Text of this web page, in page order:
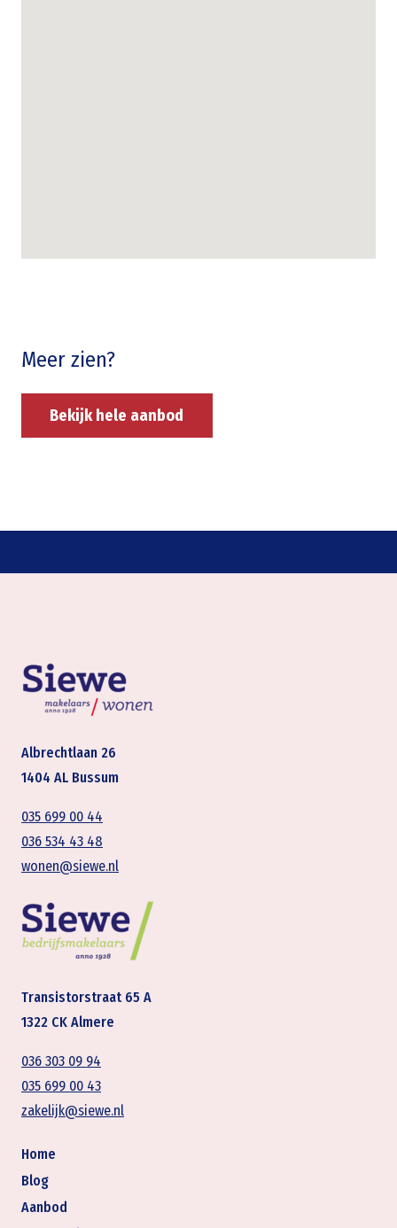
Meer zien?
Bekijk hele aanbod
Albrechtlaan 26
1404 AL Bussum
035 699 00 44
036 534 43 48
wonen@siewe.nl
Transistorstraat 65 A
1322 CK Almere
036 303 09 94
035 699 00 43
zakelijk@siewe.nl
Home
Blog
Aanbod